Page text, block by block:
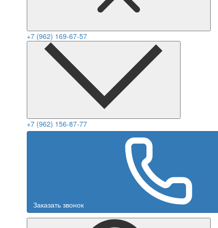
+7 (962) 169-67-57
+7 (962) 156-87-77
Заказать звонок